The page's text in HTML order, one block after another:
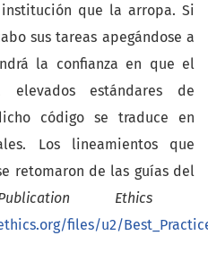
que la arropa. Si
sus tareas apegándose a
la confianza en que el
elevados estándares de
código se traduce en
Los lineamientos que
retomaron de las guías del
Ethics
files/u2/